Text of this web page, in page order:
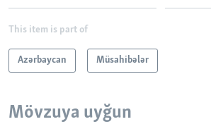
This item is part of
Azərbaycan Müsahibələr
Mövzuya uyğun